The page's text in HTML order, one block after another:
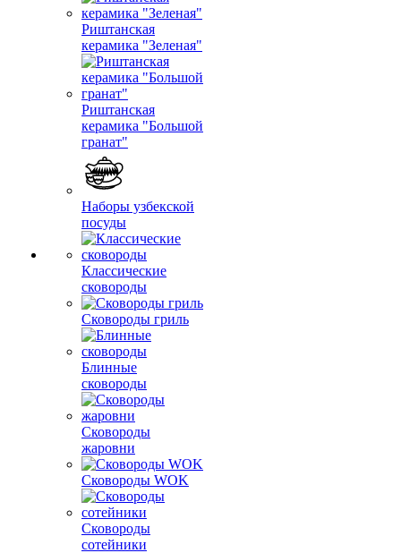
Риштанская
керамика "Зеленая"
Риштанская
керамика "Большой
гранат"
Наборы узбекской
посуды
Классические
сковороды
Сковороды гриль
Блинные
сковороды
Сковороды
жаровни
Сковороды WOK
Сковороды
сотейники